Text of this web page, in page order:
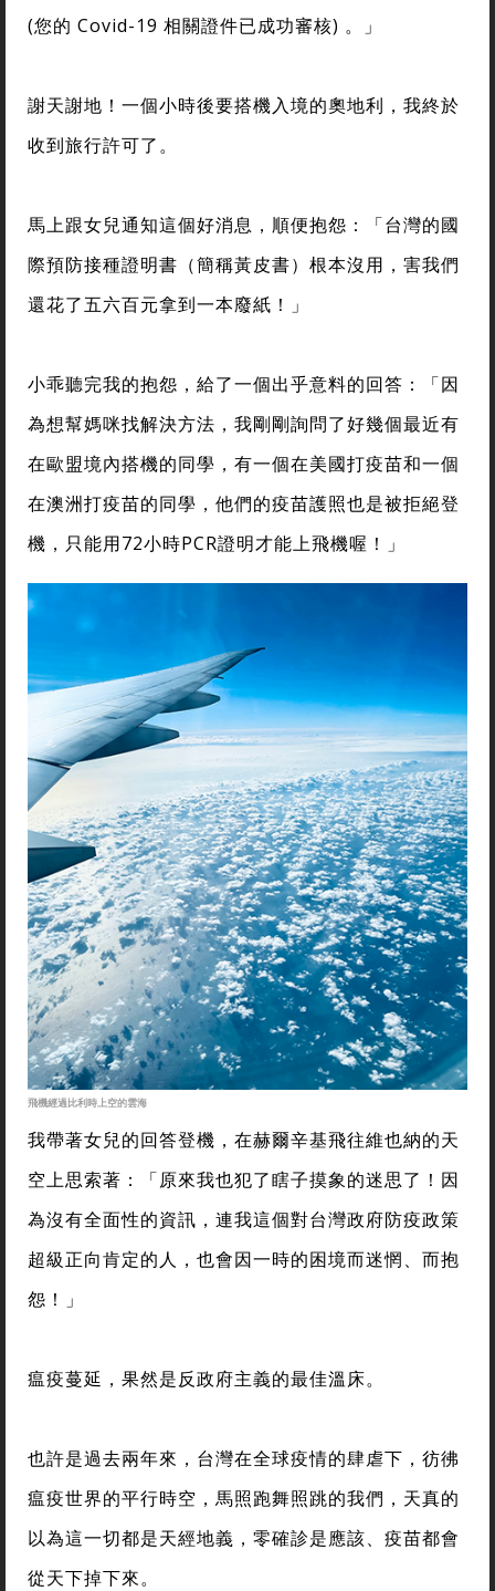
(您的 Covid-19 相關證件已成功審核) 。」
謝天謝地！一個小時後要搭機入境的奧地利，我終於
收到旅行許可了。
馬上跟女兒通知這個好消息，順便抱怨：「台灣的國
際預防接種證明書（簡稱黃皮書）根本沒用，害我們
還花了五六百元拿到一本廢紙！」
小乖聽完我的抱怨，給了一個出乎意料的回答：「因
為想幫媽咪找解決方法，我剛剛詢問了好幾個最近有
在歐盟境內搭機的同學，有一個在美國打疫苗和一個
在澳洲打疫苗的同學，他們的疫苗護照也是被拒絕登
機，只能用72小時PCR證明才能上飛機喔！」
飛機經過比利時上空的雲海
我帶著女兒的回答登機，在赫爾辛基飛往維也納的天
空上思索著：「原來我也犯了瞎子摸象的迷思了！因
為沒有全面性的資訊，連我這個對台灣政府防疫政策
超級正向肯定的人，也會因一時的困境而迷惘、而抱
怨！」
瘟疫蔓延，果然是反政府主義的最佳溫床。
也許是過去兩年來，台灣在全球疫情的肆虐下，彷彿
瘟疫世界的平行時空，馬照跑舞照跳的我們，天真的
以為這一切都是天經地義，零確診是應該、疫苗都會
從天下掉下來。